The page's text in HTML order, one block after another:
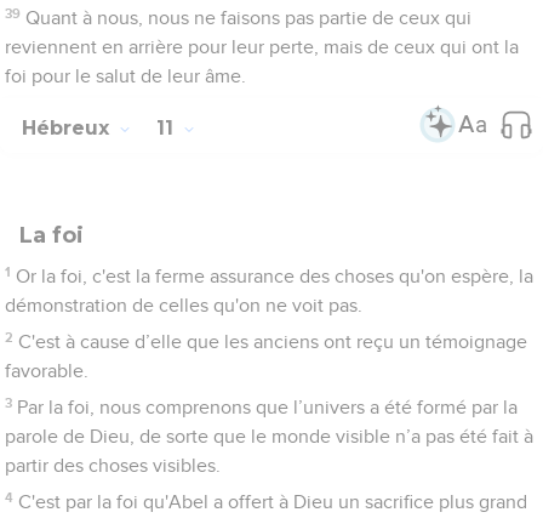
biens promis, mais ils les ont vus et salués de loin, et ils ont
reconnu qu'ils étaient étrangers et voyageurs sur la terre.
14 Ceux qui parlent ainsi montrent qu'ils cherchent une patrie.
S'ils avaient eu la nostalgie de celle qu’ils avaient quittée, ils
appelé leur Dieu, car il leur a préparé une cité.
17 C'est par la foi qu'Abraham a offert Isaac lorsqu’il a été mis à
l'épreuve. Oui, il a offert son fils unique en sacrifice, bien qu’il
ait reçu les promesses
18 et que Dieu lui ait dit : C'est par Isaac qu'une descendance
te sera assurée.
19 Il pensait que Dieu était capable même de le ressusciter des
morts. C'est pourquoi il a retrouvé son fils par une sorte de
résurrection.